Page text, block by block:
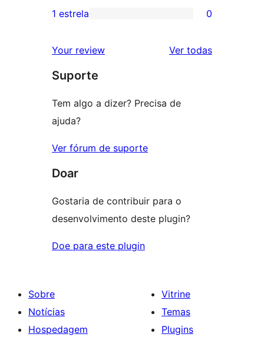
3
avaliação
2
com
1
1 estrela 0
Your review Ver todasavaliações
Suporte
Tem algo a dizer? Precisa de
ajuda?
Ver fórum de suporte
Doar
Gostaria de contribuir para o
desenvolvimento deste plugin?
Doe para este plugin
Sobre
Notícias
Hospedagem
Vitrine
Temas
Plugins